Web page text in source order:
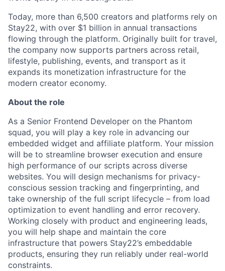
Today, more than 6,500 creators and platforms rely on
Stay22, with over $1 billion in annual transactions
flowing through the platform. Originally built for travel,
the company now supports partners across retail,
lifestyle, publishing, events, and transport as it
expands its monetization infrastructure for the
modern creator economy.
About the role
As a Senior Frontend Developer on the Phantom
squad, you will play a key role in advancing our
embedded widget and affiliate platform. Your mission
will be to streamline browser execution and ensure
high performance of our scripts across diverse
websites. You will design mechanisms for privacy-
conscious session tracking and fingerprinting, and
take ownership of the full script lifecycle – from load
optimization to event handling and error recovery.
Working closely with product and engineering leads,
you will help shape and maintain the core
infrastructure that powers Stay22’s embeddable
products, ensuring they run reliably under real-world
constraints.